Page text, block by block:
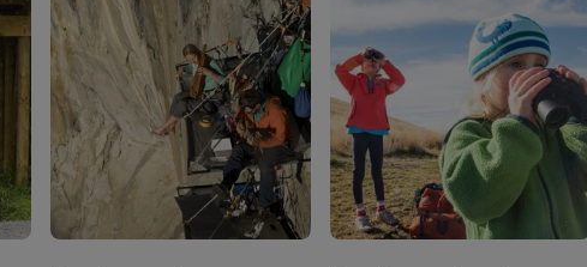
Filtrar por
Materials & Fabric 1
Filtrar por
Sport
Filtrar por
Product Family
Filtrar por
Gender